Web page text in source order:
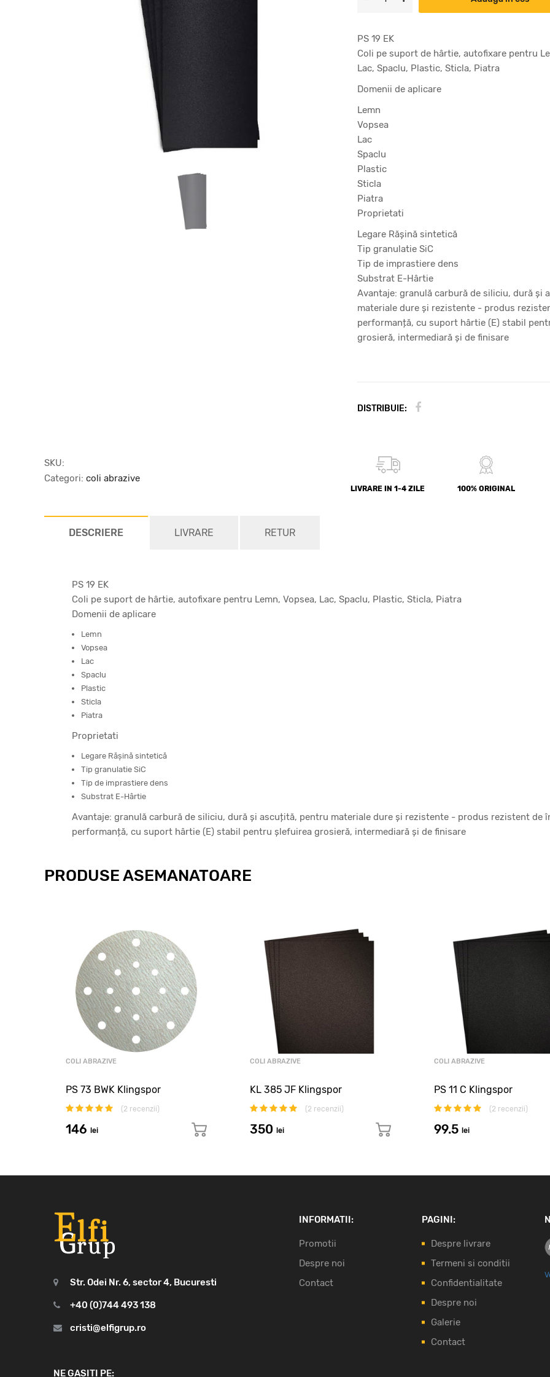
PS 19 EK
Coli pe suport de hârtie, autofixare pentru
Lac, Spaclu, Plastic, Sticla, Piatra
Domenii de aplicare
Lemn
Vopsea
Lac
Spaclu
Plastic
Sticla
Piatra
Proprietati
Legare Răşină sintetică
Tip granulatie SiC
Tip de imprastiere dens
Substrat E-Hârtie
Avantaje: granulă carbură de siliciu, dură şi
materiale dure și rezistente - produs
performanță, cu suport hârtie (E) stabil
grosieră, intermediară și de finisare
DISTRIBUIE:
SKU:
Categori: coli abrazive
LIVRARE IN 1-4 ZILE 100% ORIGINAL
DESCRIERE LIVRARE RETUR
PS 19 EK
Coli pe suport de hârtie, autofixare pentru Lemn, Vopsea, Lac, Spaclu, Plastic, Sticla, Piatra
Domenii de aplicare
Lemn
Vopsea
Lac
Spaclu
Plastic
Sticla
Piatra
Proprietati
Legare Răşină sintetică
Tip granulatie SiC
Tip de imprastiere dens
Substrat E-Hârtie
Avantaje: granulă carbură de siliciu, dură şi ascuțită, pentru materiale dure și rezistente - produs rezistent de
performanță, cu suport hârtie (E) stabil pentru șlefuirea grosieră, intermediară și de finisare
PRODUSE ASEMANATOARE
COLI ABRAZIVE
PS 73 BWK Klingspor
(2 recenzii)
146 lei
COLI ABRAZIVE
KL 385 JF Klingspor
(2 recenzii)
350 lei
COLI ABRAZIVE
PS 11 C Klingspor
(2 recenzii)
99.5 lei
Str. Odei Nr. 6, sector 4, Bucuresti
+40 (0)744 493 138
cristi@elfigrup.ro
NE GASITI PE:
INFORMATII:
Promotii
Despre noi
Contact
PAGINI:
Despre livrare
Termeni si conditii
Confidentialitate
Despre noi
Galerie
Contact